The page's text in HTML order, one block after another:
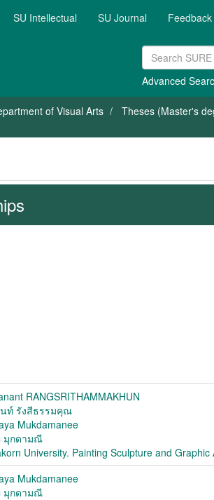
SU Intellectual SU Journal Feedback
Advanced
of Visual Arts
Theses (Master's
RANGSRITHAMMAKHUN
ท์ รังสีธรรมคุณ
Mukdamanee
มุกดามณี
University. Painting Sculpture and Graphic
Mukdamanee
มุกดามณี